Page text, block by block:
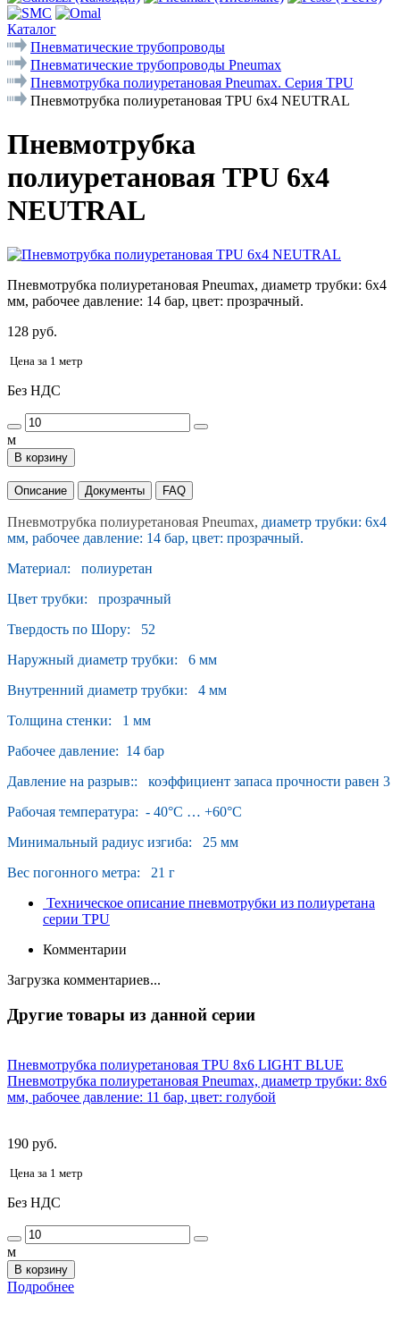
Каталог
Пневматические трубопроводы
Пневматические трубопроводы Pneumax
Пневмотрубка полиуретановая Pneumax. Серия ТРU
Пневмотрубка полиуретановая TPU 6x4 NEUTRAL
Пневмотрубка
полиуретановая TPU 6x4
NEUTRAL
Пневмотрубка полиуретановая Pneumax, диаметр трубки: 6x4
мм, рабочее давление: 14 бар, цвет: прозрачный.
128 руб.
Цена за 1 метр
Без НДС
м
В корзину
Описание Документы FAQ
Пневмотрубка полиуретановая Pneumax, диаметр трубки: 6x4
мм, рабочее давление: 14 бар, цвет: прозрачный.
Материал: полиуретан
Цвет трубки: прозрачный
Твердость по Шору: 52
Наружный диаметр трубки: 6 мм
Внутренний диаметр трубки: 4 мм
Толщина стенки: 1 мм
Рабочее давление: 14 бар
Давление на разрыв:: коэффициент запаса прочности равен 3
Рабочая температура: - 40°С … +60°С
Минимальный радиус изгиба: 25 мм
Вес погонного метра: 21 г
Техническое описание пневмотрубки из полиуретана
серии TPU
Комментарии
Загрузка комментариев...
Другие товары из данной серии
Пневмотрубка полиуретановая TPU 8x6 LIGHT BLUE
Пневмотрубка полиуретановая Pneumax, диаметр трубки: 8x6
мм, рабочее давление: 11 бар, цвет: голубой
190 руб.
Цена за 1 метр
Без НДС
м
В корзину
Подробнее